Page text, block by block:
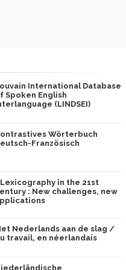
International Database
Spoken English
(LINDSEI)
Wörterbuch
Französisch
in the 21st
: New challenges, new
Nederlands aan de slag /
travail, en néerlandais